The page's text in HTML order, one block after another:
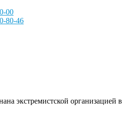
00
80-46
экстремистской организацией в